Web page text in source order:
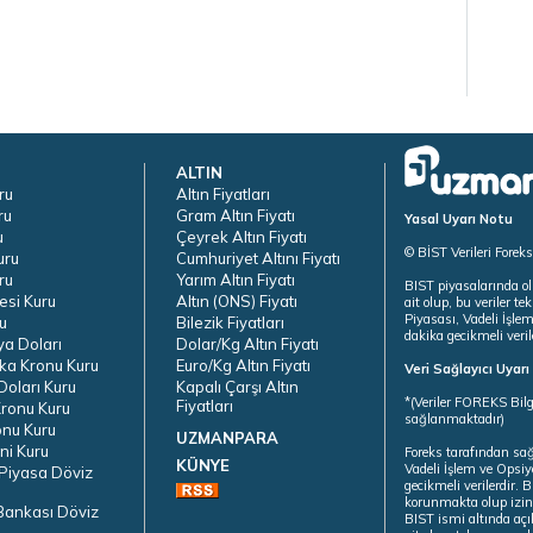
Kuru
Doları
Kronu Kuru
Kuru
Kuru
Kuru
Kuru
Döviz
Döviz
ALTIN
Altın Fiyatları
Gram Altın Fiyatı
Çeyrek Altın Fiyatı
Cumhuriyet Altını Fiyatı
Yarım Altın Fiyatı
Altın (ONS) Fiyatı
Bilezik Fiyatları
Dolar/Kg Altın Fiyatı
Euro/Kg Altın Fiyatı
Kapalı Çarşı Altın
Fiyatları
UZMANPARA
KÜNYE
Yasal Uyarı Notu
© BİST Verileri
BIST piyasalarında
ait olup, bu veriler
Piyasası, Vadeli
dakika gecikmeli
Veri Sağlayıcı
*(Veriler FOREKS
sağlanmaktadır)
Foreks tarafından
Vadeli İşlem ve
gecikmeli verilerdir.
korunmakta olup
BIST ismi altında